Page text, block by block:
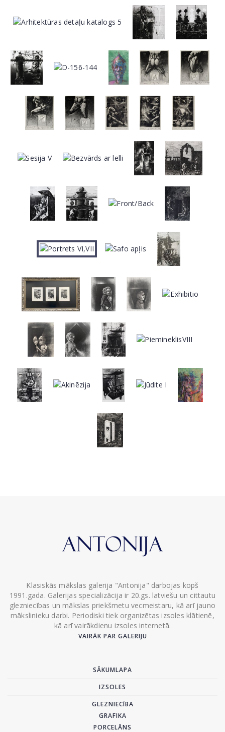
Klasiskās mākslas galerija "Antonija" darbojas kopš
1991.gada. Galerijas specializācija ir 20.gs. latviešu un cittautu
glezniecības un mākslas priekšmetu vecmeistaru, kā arī jauno
mākslinieku darbi. Periodiski tiek organizētas izsoles klātienē,
kā arī vairākdienu izsoles internetā.
VAIRĀK PAR GALERIJU
SĀKUMLAPA
IZSOLES
GLEZNIECĪBA
GRAFIKA
PORCELĀNS